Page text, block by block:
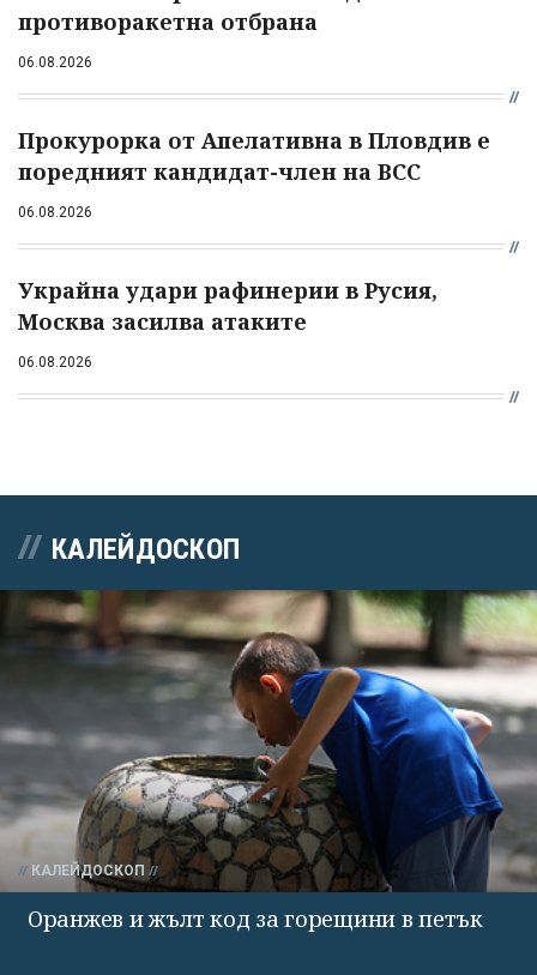
противоракетна отбрана
06.08.2026
Прокурорка от Апелативна в Пловдив е
поредният кандидат-член на ВСС
06.08.2026
Украйна удари рафинерии в Русия,
Москва засилва атаките
06.08.2026
КАЛЕЙДОСКОП
КАЛЕЙДОСКОП
Оранжев и жълт код за горещини в петък